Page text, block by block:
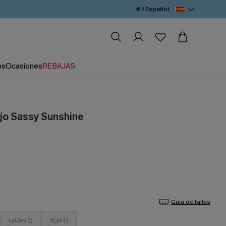
€ / Español
OcasionesREBAJAS
Sassy Sunshine
Guía de tallas
L(40/42) XL(44)